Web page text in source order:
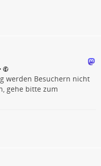
•
werden Besuchern nicht
gehe bitte zum